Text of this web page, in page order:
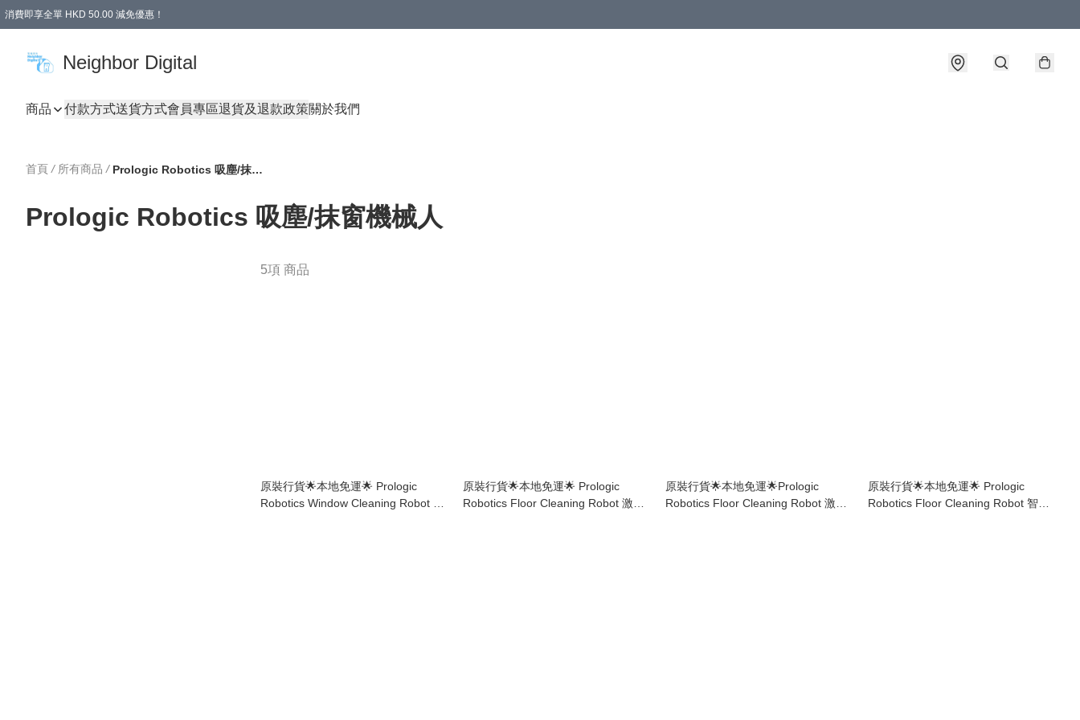
消費即享全單 HKD 50.00 減免優惠！
Neighbor Digital
商品 付款方式送貨方式會員專區退貨及退款政策關於我們
首頁 / 所有商品 / Prologic Robotics 吸塵/抹窗機械人
Prologic Robotics 吸塵/抹窗機械人
5項 商品
原裝行貨🌟本地免運🌟 Prologic
Robotics Window Cleaning Robot 噴
原裝行貨🌟本地免運🌟 Prologic
Robotics Floor Cleaning Robot 激光
原裝行貨🌟本地免運🌟Prologic
Robotics Floor Cleaning Robot 激光
原裝行貨🌟本地免運🌟 Prologic
Robotics Floor Cleaning Robot 智能